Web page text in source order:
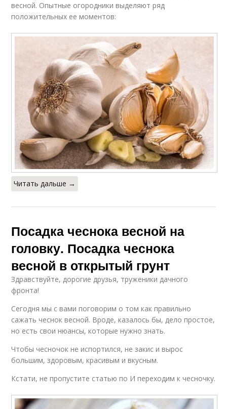
весной. Опытные огородники выделяют ряд
положительных ее моментов:
Читать дальше →
Посадка чеснока весной на
головку. Посадка чеснока
весной в открытый грунт
Здравствуйте, дорогие друзья, труженики дачного
фронта! ‍
Сегодня мы с вами поговорим о том как правильно
сажать чеснок весной. Вроде, казалось бы, дело простое,
но есть свои нюансы, которые нужно знать.
Чтобы чесночок не испортился, не закис и вырос
большим, здоровым, красивым и вкусным.
Кстати, не пропустите статью по И переходим к чесночку.